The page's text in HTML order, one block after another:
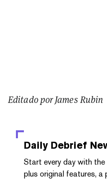
Editado por James Rubin
Daily Debrief
Start every day with
plus original features, a